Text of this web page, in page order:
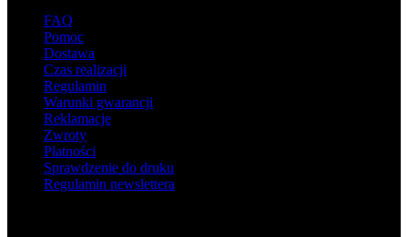
FAQ
Pomoc
Dostawa
Czas realizacji
Regulamin
Warunki gwarancji
Reklamacje
Zwroty
Płatności
Sprawdzenie do druku
Regulamin newslettera